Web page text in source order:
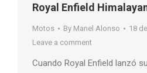
Royal Enfield
Motos By Manel Alonso
18
Leave a comment
Cuando Royal Enfield lanzó